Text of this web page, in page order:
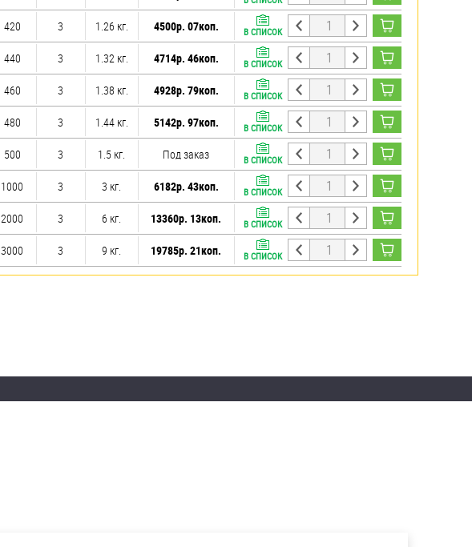
420 3 1.26 кг. 4500р. 07коп. В СПИСОК
440 3 1.32 кг. 4714р. 46коп. В СПИСОК
460 3 1.38 кг. 4928р. 79коп. В СПИСОК
480 3 1.44 кг. 5142р. 97коп. В СПИСОК
500 3 1.5 кг. Под заказ В СПИСОК
1000 3 3 кг. 6182р. 43коп. В СПИСОК
2000 3 6 кг. 13360р. 13коп. В СПИСОК
3000 3 9 кг. 19785р. 21коп. В СПИСОК